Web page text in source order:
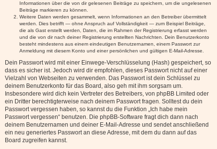
Informationen über die von dir gelesenen Beiträge zu speichern, um die ungelesenen
Beiträge markieren zu können.
Weitere Daten werden gesammelt, wenn Informationen an den Betreiber übermittelt
werden. Dies betrifft — ohne Anspruch auf Vollständigkeit — zum Beispiel Beiträge,
die als Gast erstellt werden, Daten, die im Rahmen der Registrierung erfasst werden
und die von dir nach deiner Registrierung erstellten Nachrichten. Dein Benutzerkonto
besteht mindestens aus einem eindeutigen Benutzernamen, einem Passwort zur
Anmeldung mit diesem Konto und einer persönlichen und gültigen E-Mail-Adresse.
Dein Passwort wird mit einer Einwege-Verschlüsselung (Hash) gespeichert, so
dass es sicher ist. Jedoch wird dir empfohlen, dieses Passwort nicht auf einer
Vielzahl von Webseiten zu verwenden. Das Passwort ist dein Schlüssel zu
deinem Benutzerkonto für das Board, also geh mit ihm sorgsam um.
Insbesondere wird dich kein Vertreter des Betreibers, von phpBB Limited oder
ein Dritter berechtigterweise nach deinem Passwort fragen. Solltest du dein
Passwort vergessen haben, so kannst du die Funktion „Ich habe mein
Passwort vergessen“ benutzen. Die phpBB-Software fragt dich dann nach
deinem Benutzernamen und deiner E-Mail-Adresse und sendet anschließend
ein neu generiertes Passwort an diese Adresse, mit dem du dann auf das
Board zugreifen kannst.